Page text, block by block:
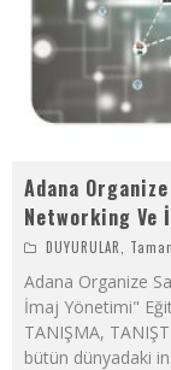
Adana
Networking Ve
DUYURULAR
Adana Organize
İmaj Yönetimi"
TANIŞMA,
bütün dünyadaki